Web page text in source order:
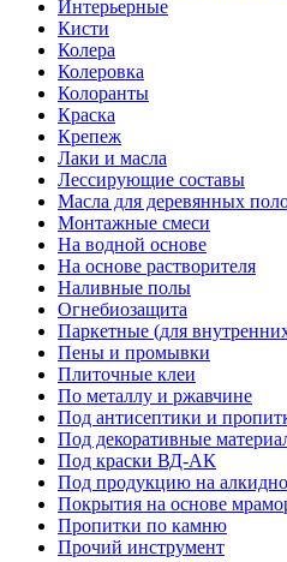
Интерьерные
Кисти
Колера
Колеровка
Колоранты
Краска
Крепеж
Лаки и масла
Лессирующие составы
Масла для деревянных
Монтажные смеси
На водной основе
На основе растворителя
Наливные полы
Огнебиозащита
Паркетные (для
Пены и промывки
Плиточные клеи
По металлу и ржавчине
Под антисептики и
Под декоративные
Под краски ВД-АК
Под продукцию на
Покрытия на основе
Пропитки по камню
Прочий инструмент